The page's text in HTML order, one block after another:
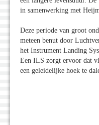
in samenwerking met
Deze periode van groot
meteen benut door
het Instrument Landing
Een ILS zorgt ervoor dat
een geleidelijke hoek te